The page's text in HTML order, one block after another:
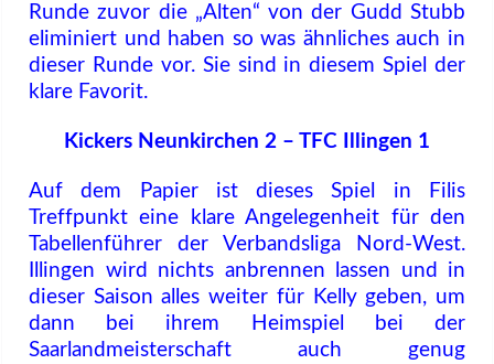
Runde zuvor die „Alten“ von der Gudd Stubb
eliminiert und haben so was ähnliches auch in
dieser Runde vor. Sie sind in diesem Spiel der
klare Favorit.
Kickers Neunkirchen 2 – TFC Illingen 1
Auf dem Papier ist dieses Spiel in Filis
Treffpunkt eine klare Angelegenheit für den
Tabellenführer der Verbandsliga Nord-West.
Illingen wird nichts anbrennen lassen und in
dieser Saison alles weiter für Kelly geben, um
dann bei ihrem Heimspiel bei der
Saarlandmeisterschaft auch genug